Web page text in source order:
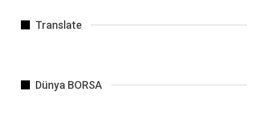
Translate
Dünya BORSA